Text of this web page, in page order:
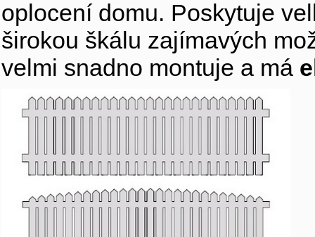
oplocení domu. Poskytuje
širokou škálu zajímavých
velmi snadno montuje a má